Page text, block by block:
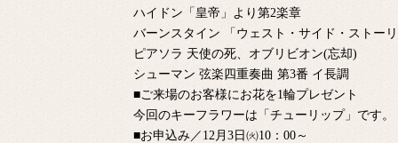
ハイドン「皇帝」より第2楽章
バーンスタイン 「ウェスト・サイド・ストー
ピアソラ 天使の死、オブリビオン(忘却)
シューマン 弦楽四重奏曲 第3番 イ長調
■ご来場のお客様にお花を1輪プレゼント
今回のキーフラワーは「チューリップ」です。
■お申込み／12月3日㈫10：00～